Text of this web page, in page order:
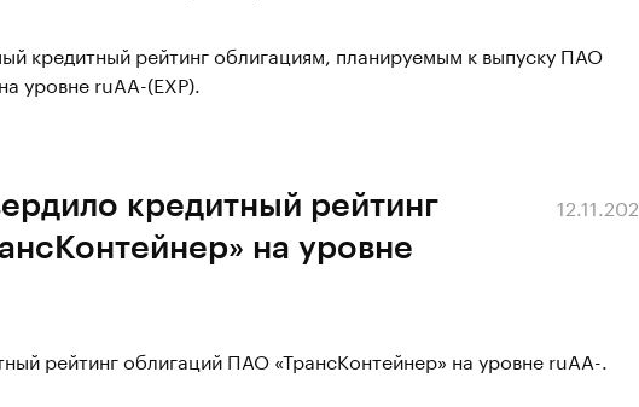
кредитный рейтинг облигациям, планируемым к выпуску ПАО
уровне ruAA-(EXP).
кредитный рейтинг
на уровне
рейтинг облигаций ПАО «ТрансКонтейнер» на уровне ruAA-.